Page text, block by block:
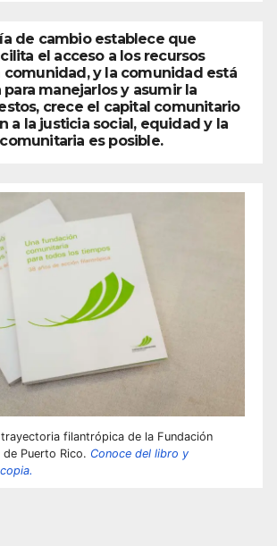
de cambio establece que
el acceso a los recursos
comunidad, y la comunidad está
manejarlos y asumir la
crece el capital comunitario
a la justicia social, equidad y la
es posible.
filantrópica de la Fundación
Puerto Rico. Conoce del libro y